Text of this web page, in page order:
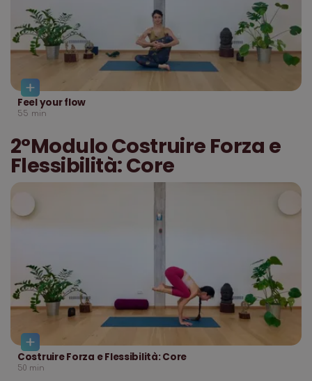
Feel your flow
55 min
2°Modulo Costruire Forza e
Flessibilità: Core
Costruire Forza e Flessibilità: Core
50 min